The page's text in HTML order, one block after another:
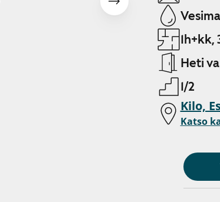
1h+kk,
Heti
1/2
Kilo,
Katso